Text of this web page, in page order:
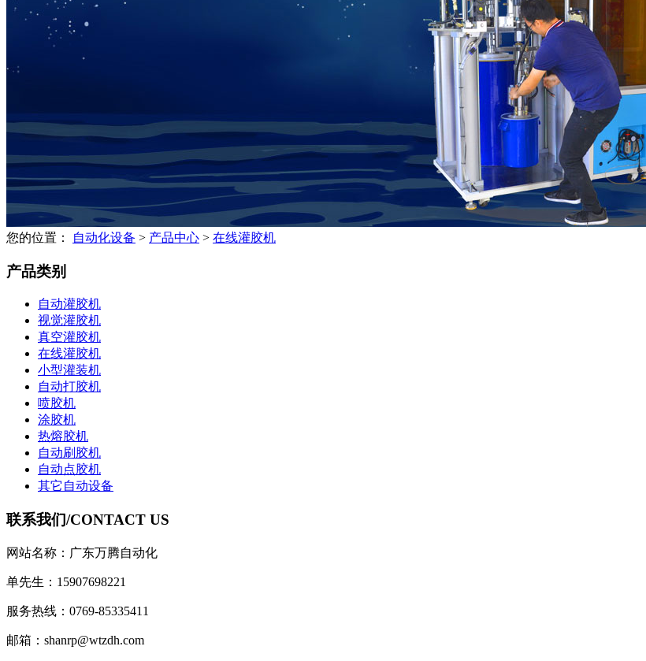
您的位置： 自动化设备 > 产品中心 > 在线灌胶机
产品类别
自动灌胶机
视觉灌胶机
真空灌胶机
在线灌胶机
小型灌装机
自动打胶机
喷胶机
涂胶机
热熔胶机
自动刷胶机
自动点胶机
其它自动设备
联系我们/CONTACT US
网站名称：广东万腾自动化
单先生：15907698221
服务热线：0769-85335411
邮箱：shanrp@wtzdh.com